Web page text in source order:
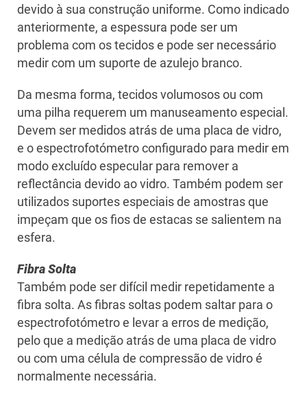
devido à sua construção uniforme. Como indicado
anteriormente, a espessura pode ser um
problema com os tecidos e pode ser necessário
medir com um suporte de azulejo branco.
Da mesma forma, tecidos volumosos ou com
uma pilha requerem um manuseamento especial.
Devem ser medidos atrás de uma placa de vidro,
e o espectrofotómetro configurado para medir em
modo excluído especular para remover a
reflectância devido ao vidro. Também podem ser
utilizados suportes especiais de amostras que
impeçam que os fios de estacas se salientem na
esfera.
Fibra Solta
Também pode ser difícil medir repetidamente a
fibra solta. As fibras soltas podem saltar para o
espectrofotómetro e levar a erros de medição,
pelo que a medição atrás de uma placa de vidro
ou com uma célula de compressão de vidro é
normalmente necessária.